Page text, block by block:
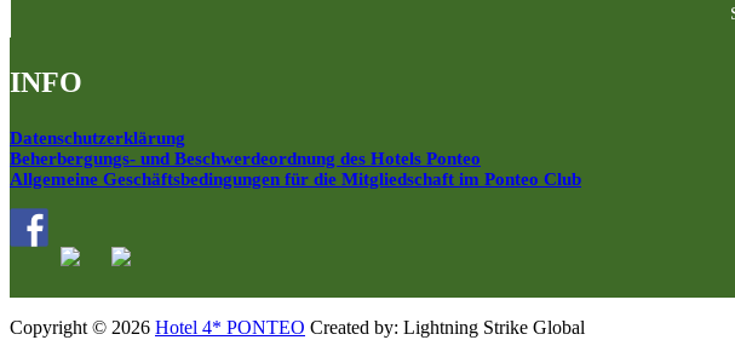
INFO
Datenschutzerklärung
Beherbergungs- und Beschwerdeordnung des Hotels Ponteo
Allgemeine Geschäftsbedingungen für die Mitgliedschaft im Ponteo Club
Copyright © 2026 Hotel 4* PONTEO Created by: Lightning Strike Global